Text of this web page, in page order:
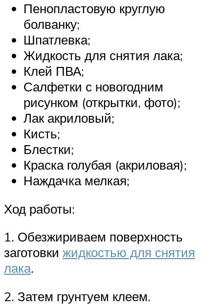
Пенопластовую круглую
болванку;
Шпатлевка;
Жидкость для снятия лака;
Клей ПВА;
Салфетки с новогодним
рисунком (открытки, фото);
Лак акриловый;
Кисть;
Блестки;
Краска голубая (акриловая);
Наждачка мелкая;
Ход работы:
1. Обезжириваем поверхность
заготовки жидкостью для снятия
лака.
2. Затем грунтуем клеем.